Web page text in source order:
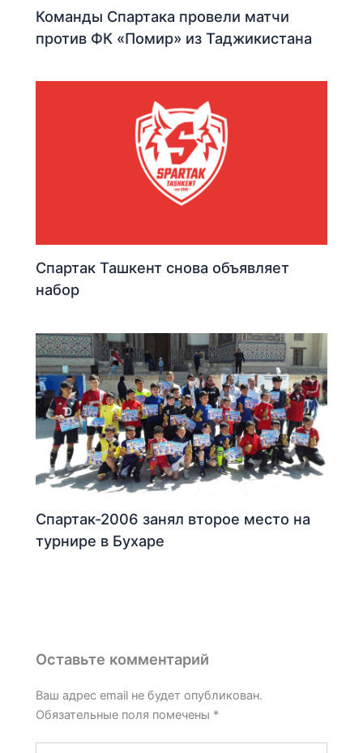
Команды Спартака провели матчи
против ФК «Помир» из Таджикистана
Спартак Ташкент снова объявляет
набор
Спартак-2006 занял второе место на
турнире в Бухаре
Оставьте комментарий
Ваш адрес email не будет опубликован.
Обязательные поля помечены *